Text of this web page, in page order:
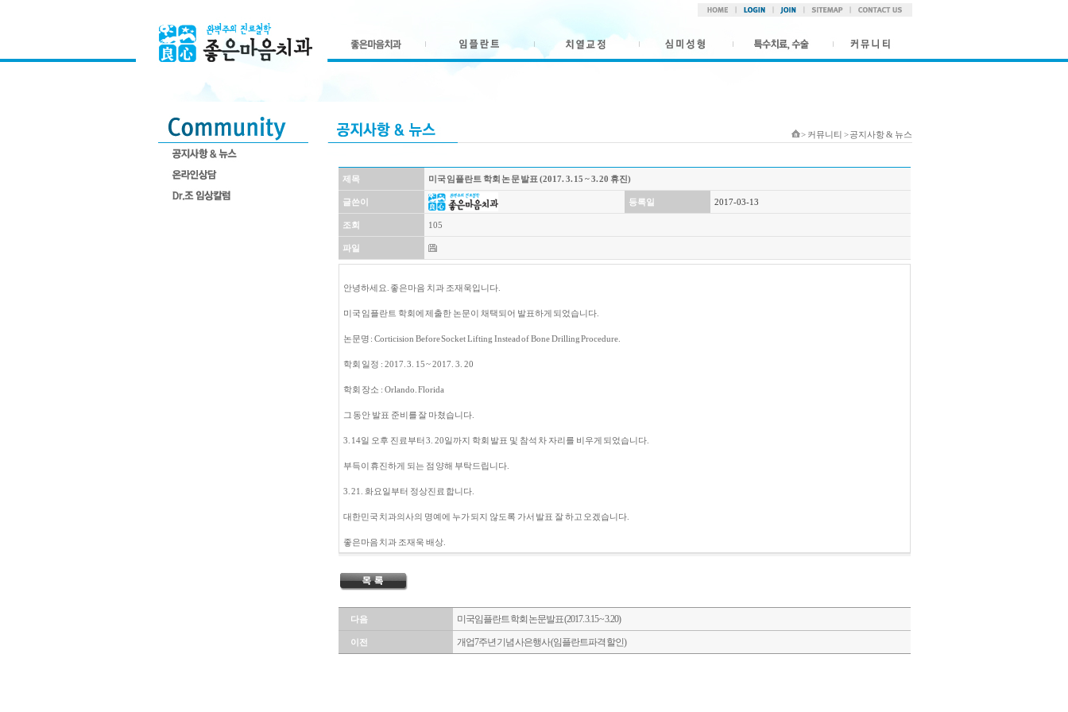
> 커뮤니티 > 공지사항 & 뉴스
제목 미국 임플란트 학회 논문 발표 (2017. 3. 15 ~ 3. 20 휴진)
글쓴이 등록일 2017-03-13
조회 105
파일
안녕하세요. 좋은마음 치과 조재욱입니다.
미국 임플란트 학회에 제출한 논문이 채택되어 발표하게 되었습니다.
논문명 : Corticision Before Socket Lifting Instead of Bone Drilling Procedure.
학회 일정 : 2017. 3. 15 ~ 2017. 3. 20
학회 장소 : Orlando. Florida
그 동안 발표 준비를 잘 마쳤습니다.
3. 14일 오후 진료부터 3. 20일까지 학회 발표 및 참석 차 자리를 비우게 되었습니다.
부득이 휴진하게 되는 점 양해 부탁드립니다.
3. 21. 화요일부터 정상진료 합니다.
대한민국 치과의사의 명예에 누가 되지 않도록 가서 발표 잘 하고 오겠습니다.
좋은마음 치과 조재욱 배상.
다음 미국 임플란트 학회 논문 발표 (2017. 3. 15 ~ 3. 20)
이전 개업 7주년 기념 사은 행사 (임플란트 파격 할인)